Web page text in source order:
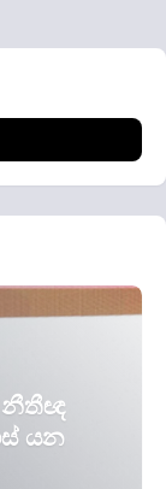
නීතීඥ
යන